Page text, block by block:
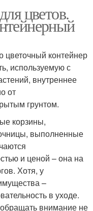
цветов.
цветочный контейнер
используемую с
внутреннее
от
грунтом.
корзины,
выполненные
и ценой – она на
Хотя, у
–
в уходе.
внимание не